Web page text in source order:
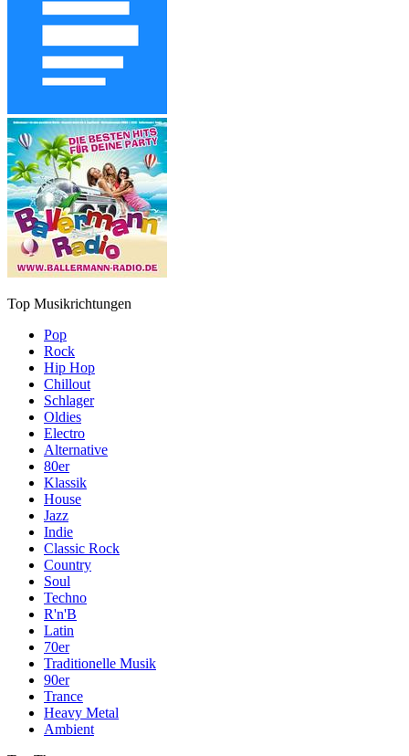
Top Musikrichtungen
Pop
Rock
Hip Hop
Chillout
Schlager
Oldies
Electro
Alternative
80er
Klassik
House
Jazz
Indie
Classic Rock
Country
Soul
Techno
R'n'B
Latin
70er
Traditionelle Musik
90er
Trance
Heavy Metal
Ambient